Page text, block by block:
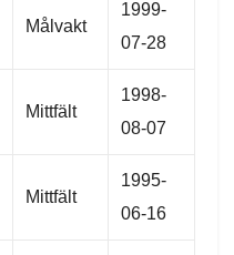
Målvakt
1999-
07-28
Mittfält
1998-
08-07
Mittfält
1995-
06-16